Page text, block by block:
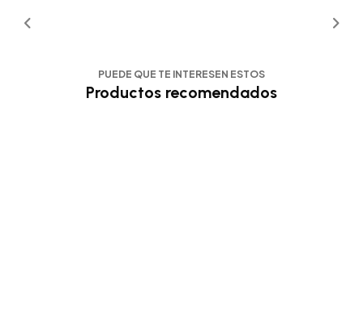
PUEDE QUE TE INTERESEN ESTOS
Productos recomendados